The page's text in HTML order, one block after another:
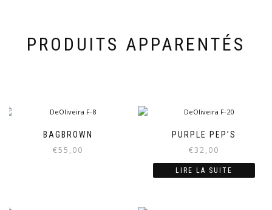
PRODUITS APPARENTÉS
BAGBROWN
€55,00
PURPLE PEP’S
€32,00
LIRE LA SUITE